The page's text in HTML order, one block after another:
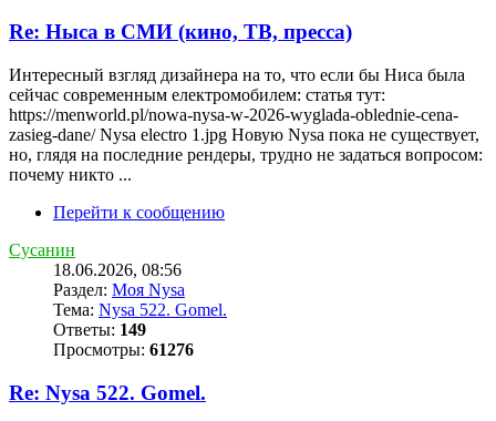
Re: Ныса в СМИ (кино, ТВ, пресса)
Интересный взгляд дизайнера на то, что если бы Ниса была
сейчас современным електромобилем: статья тут:
https://menworld.pl/nowa-nysa-w-2026-wyglada-oblednie-cena-
zasieg-dane/ Nysa electro 1.jpg Новую Nysa пока не существует,
но, глядя на последние рендеры, трудно не задаться вопросом:
почему никто ...
Перейти к сообщению
Сусанин
18.06.2026, 08:56
Раздел: Моя Nysa
Тема: Nysa 522. Gomel.
Ответы: 149
Просмотры: 61276
Re: Nysa 522. Gomel.